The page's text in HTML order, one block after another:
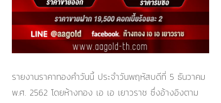
รายงานราคาทองคำวันนี้ ประจำวันพฤหัสบดีที่ 5 ธันวาคม
พ.ศ. 2562 โดยห้างทอง เอ เอ เยาวราช ซึ่งอ้างอิงตาม